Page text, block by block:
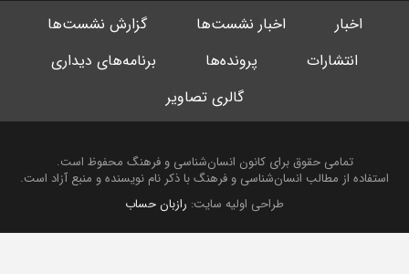
اخبار اخبار نشست‌ها
گزارش نشست‌ها
انتشارات
پرونده‌ها
برنامه‌های دیداری
گالری تصاویر
تمامی حقوق برای کانون انسان‌شناسی و فرهنگ محفوظ است.
استفاده از مطالب انسان‌شناسی و فرهنگ با ذکر نام نویسنده و منبع آزاد است.
طراحی اولیه سایت:رازبان حساب